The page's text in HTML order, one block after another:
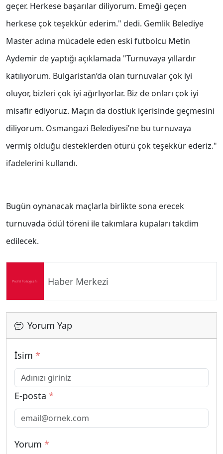
geçer. Herkese başarılar diliyorum. Emeği geçen
herkese çok teşekkür ederim." dedi. Gemlik Belediye
Master adına mücadele eden eski futbolcu Metin
Aydemir de yaptığı açıklamada "Turnuvaya yıllardır
katılıyorum. Bulgaristan’da olan turnuvalar çok iyi
oluyor, bizleri çok iyi ağırlıyorlar. Biz de onları çok iyi
misafir ediyoruz. Maçın da dostluk içerisinde geçmesini
diliyorum. Osmangazi Belediyesi’ne bu turnuvaya
vermiş olduğu desteklerden ötürü çok teşekkür ederiz."
ifadelerini kullandı.
Bugün oynanacak maçlarla birlikte sona erecek
turnuvada ödül töreni ile takımlara kupaları takdim
edilecek.
Haber Merkezi
Yorum Yap
İsim *
E-posta *
Yorum *